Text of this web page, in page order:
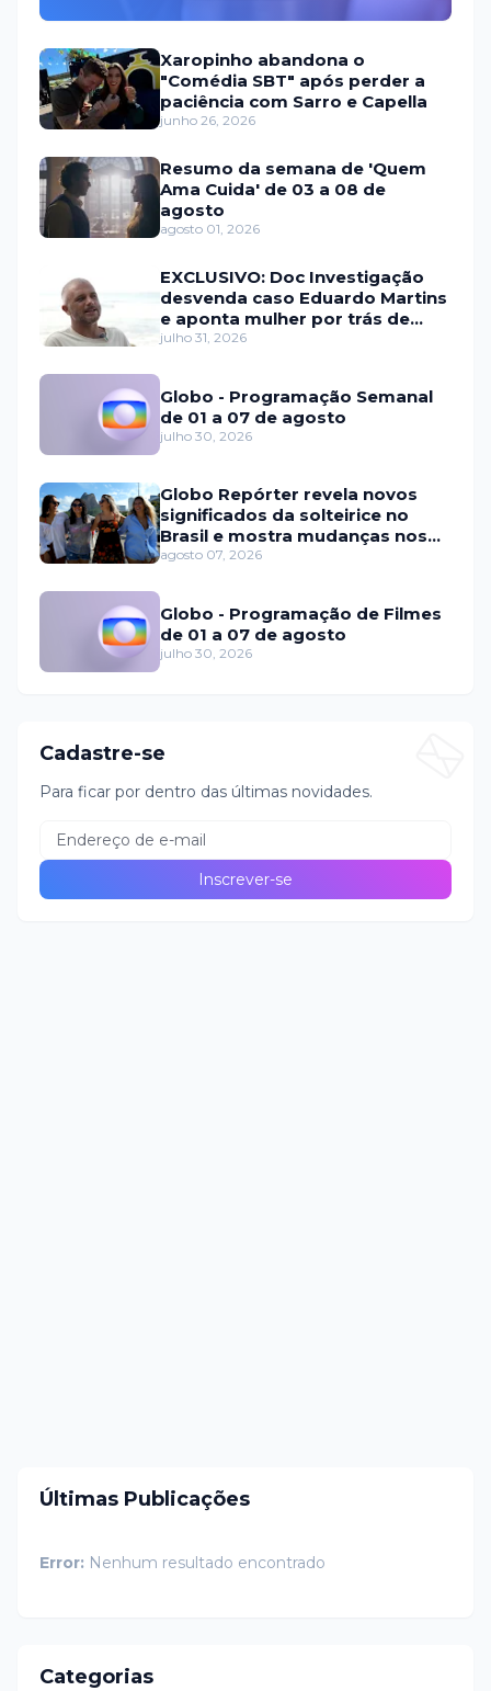
Xaropinho abandona o
"Comédia SBT" após perder a
paciência com Sarro e Capella
junho 26, 2026
Resumo da semana de 'Quem
Ama Cuida' de 03 a 08 de
agosto
agosto 01, 2026
EXCLUSIVO: Doc Investigação
desvenda caso Eduardo Martins
e aponta mulher por trás de
fraude internacional
julho 31, 2026
Globo - Programação Semanal
de 01 a 07 de agosto
julho 30, 2026
Globo Repórter revela novos
significados da solteirice no
Brasil e mostra mudanças nos
relacionamentos
agosto 07, 2026
Globo - Programação de Filmes
de 01 a 07 de agosto
julho 30, 2026
Cadastre-se
Para ficar por dentro das últimas novidades.
Últimas Publicações
Error: Nenhum resultado encontrado
Categorias